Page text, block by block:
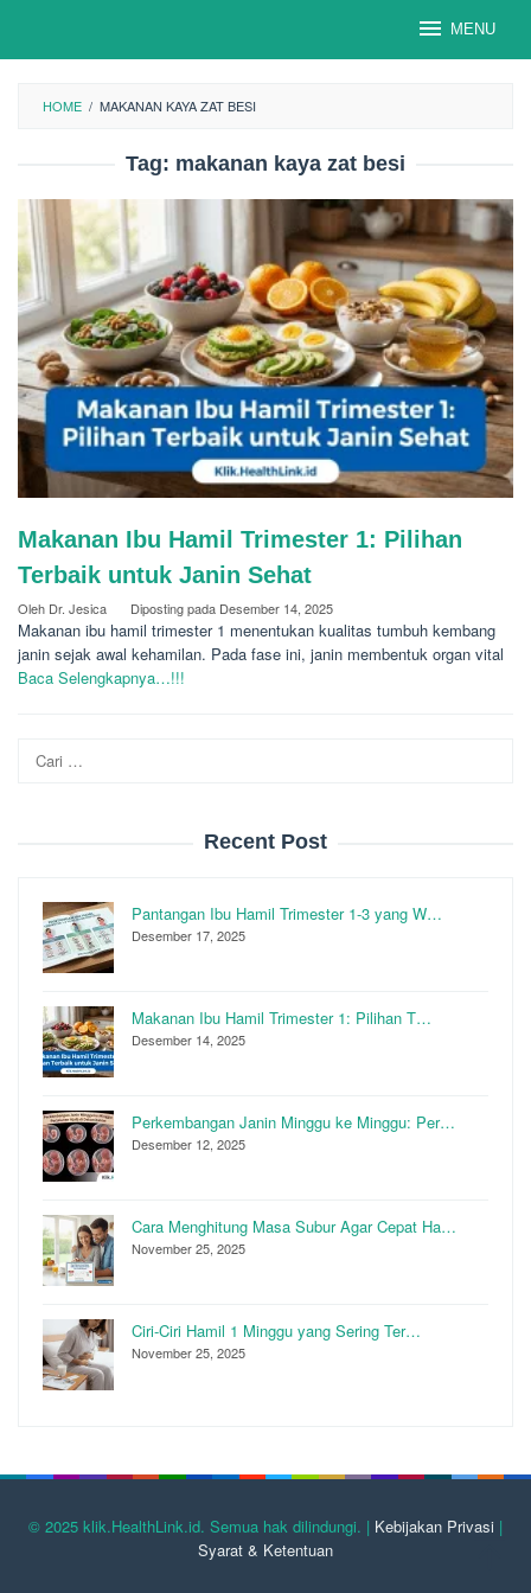
konten
MENU
HOME / MAKANAN KAYA ZAT BESI
Tag: makanan kaya zat besi
Makanan Ibu Hamil Trimester 1: Pilihan
Terbaik untuk Janin Sehat
Oleh Dr. Jesica Diposting pada Desember 14, 2025
Makanan ibu hamil trimester 1 menentukan kualitas tumbuh kembang
janin sejak awal kehamilan. Pada fase ini, janin membentuk organ vital
Baca Selengkapnya…!!!
untuk:
Recent Post
Pantangan Ibu Hamil Trimester 1-3 yang W…
Desember 17, 2025
Makanan Ibu Hamil Trimester 1: Pilihan T…
Desember 14, 2025
Perkembangan Janin Minggu ke Minggu: Per…
Desember 12, 2025
Cara Menghitung Masa Subur Agar Cepat Ha…
November 25, 2025
Ciri-Ciri Hamil 1 Minggu yang Sering Ter…
November 25, 2025
© 2025 klik.HealthLink.id. Semua hak dilindungi. | Kebijakan Privasi |
Syarat & Ketentuan